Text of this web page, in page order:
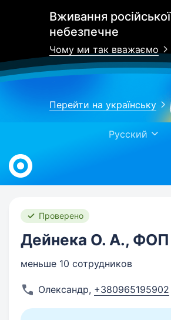
Вживання російської
небезпечне
Чому ми так вважаємо
Перейти на українську
Русский
Work.ua
Проверено
Дейнека О. А., ФОП
меньше 10 сотрудников
Олександр, +380965195902